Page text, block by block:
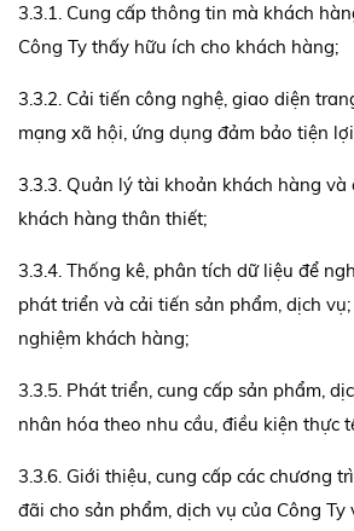
3.3.1. Cung cấp thông tin mà khách
Công Ty thấy hữu ích cho khách hàng;
3.3.2. Cải tiến công nghệ, giao diện
mạng xã hội, ứng dụng đảm bảo tiện
3.3.3. Quản lý tài khoản khách hàng và
khách hàng thân thiết;
3.3.4. Thống kê, phân tích dữ liệu để
phát triển và cải tiến sản phẩm, dịch
nghiệm khách hàng;
3.3.5. Phát triển, cung cấp sản phẩm,
nhân hóa theo nhu cầu, điều kiện thực
3.3.6. Giới thiệu, cung cấp các chương
đãi cho sản phẩm, dịch vụ của Công Ty